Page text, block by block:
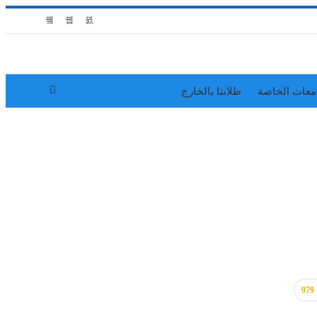
الخاصة طلابنا بالخارج
979